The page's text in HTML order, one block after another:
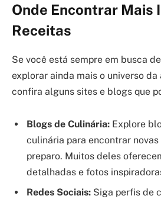
Onde Encontrar Mais
Receitas
Se você está sempre em busca
explorar ainda mais o universo
confira alguns sites e blogs que
Blogs de Culinária: Explore
culinária para encontrar
preparo. Muitos deles
detalhadas e fotos
Redes Sociais: Siga perfis de